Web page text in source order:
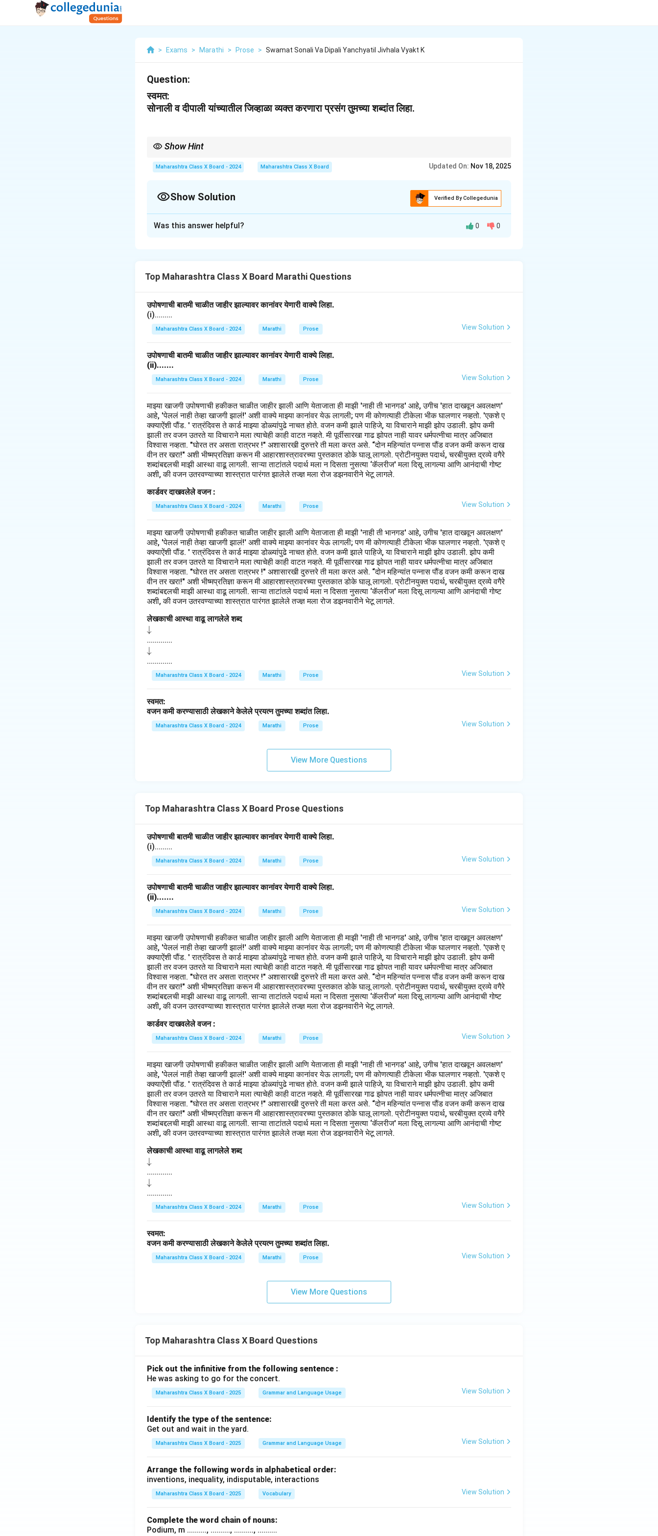
> Exams > Marathi > Prose > Swamat Sonali Va Dipali Yanchyatil Jivhala Vyakt K
Question:
स्वमत:
सोनाली व दीपाली यांच्यातील जिव्हाळा व्यक्त करणारा प्रसंग तुमच्या शब्दांत लिहा.
Show Hint
Maharashtra Class X Board - 2024 Maharashtra Class X Board Updated On: Nov 18, 2025
Show Solution Verified By Collegedunia
साथीने त्यांचे संबंध प्रगाढ होत गेले. दोघी एकमेकांच्या दुख:सुखात सहभागी होत्या आणि आपापसात एकमेकांना आधार देत होत्या.
Was this answer helpful? 0 0
Top Maharashtra Class X Board Marathi Questions
उपोषणाची बातमी चाळीत जाहीर झाल्यावर कानांवर येणारी वाक्ये लिहा.
(i).........
Maharashtra Class X Board - 2024 Marathi Prose View Solution
उपोषणाची बातमी चाळीत जाहीर झाल्यावर कानांवर येणारी वाक्ये लिहा.
(ii).......
Maharashtra Class X Board - 2024 Marathi Prose View Solution
माझ्या खाजगी उपोषणाची हकीकत चाळीत जाहीर झाली आणि येताजाता ही माझी 'नाही ती भानगड' आहे, उगीच 'हात दाखवून अवलक्षण'
आहे, 'पेललं नाही तेव्हा खाजगी झालं!' अशी वाक्ये माझ्या कानांवर येऊ लागली; पण मी कोणत्याही टीकेला भीक घालणार नव्हतो. 'एकशे ए
क्क्याऐंशी पौंड. ' रात्रंदिवस ते कार्ड माझ्या डोळ्यांपुढे नाचत होते. वजन कमी झाले पाहिजे, या विचाराने माझी झोप उडाली. झोप कमी
झाली तर वजन उतरते या विचाराने मला त्याचेही काही वाटत नव्हते. मी पूर्वीसारखा गाढ झोपत नाही यावर धर्मपत्नीचा मात्र अजिबात
विश्वास नव्हता. "घोरत तर असता रात्रभर !" अशासारखी दुरुत्तरे ती मला करत असे. “दोन महिन्यांत पन्नास पौंड वजन कमी करून दाख
वीन तर खरा!" अशी भीष्मप्रतिज्ञा करून मी आहारशास्त्रावरच्या पुस्तकात डोके घालू लागलो. प्रोटीनयुक्त पदार्थ, चरबीयुक्त द्रव्ये वगैरे
शब्दांबद्दलची माझी आस्था वाढू लागली. साऱ्या ताटांतले पदार्थ मला न दिसता नुसत्या ‘कॅलरीज' मला दिसू लागल्या आणि आनंदाची गोष्ट
अशी, की वजन उतरवण्याच्या शास्त्रात पारंगत झालेले तज्ज्ञ मला रोज डझनवारीने भेटू लागले.
कार्डवर दाखवलेले वजन :
Maharashtra Class X Board - 2024 Marathi Prose View Solution
माझ्या खाजगी उपोषणाची हकीकत चाळीत जाहीर झाली आणि येताजाता ही माझी 'नाही ती भानगड' आहे, उगीच 'हात दाखवून अवलक्षण'
आहे, 'पेललं नाही तेव्हा खाजगी झालं!' अशी वाक्ये माझ्या कानांवर येऊ लागली; पण मी कोणत्याही टीकेला भीक घालणार नव्हतो. 'एकशे ए
क्क्याऐंशी पौंड. ' रात्रंदिवस ते कार्ड माझ्या डोळ्यांपुढे नाचत होते. वजन कमी झाले पाहिजे, या विचाराने माझी झोप उडाली. झोप कमी
झाली तर वजन उतरते या विचाराने मला त्याचेही काही वाटत नव्हते. मी पूर्वीसारखा गाढ झोपत नाही यावर धर्मपत्नीचा मात्र अजिबात
विश्वास नव्हता. "घोरत तर असता रात्रभर !" अशासारखी दुरुत्तरे ती मला करत असे. “दोन महिन्यांत पन्नास पौंड वजन कमी करून दाख
वीन तर खरा!" अशी भीष्मप्रतिज्ञा करून मी आहारशास्त्रावरच्या पुस्तकात डोके घालू लागलो. प्रोटीनयुक्त पदार्थ, चरबीयुक्त द्रव्ये वगैरे
शब्दांबद्दलची माझी आस्था वाढू लागली. साऱ्या ताटांतले पदार्थ मला न दिसता नुसत्या ‘कॅलरीज' मला दिसू लागल्या आणि आनंदाची गोष्ट
अशी, की वजन उतरवण्याच्या शास्त्रात पारंगत झालेले तज्ज्ञ मला रोज डझनवारीने भेटू लागले.
लेखकाची आस्था वाढू लागलेले शब्द
\d
o
w
na
rr
w
↓
.............
\d
o
w
na
o
w
↓
.............
Maharashtra Class X Board - 2024 Marathi Prose View Solution
स्वमत:
वजन कमी करण्यासाठी लेखकाने केलेले प्रयत्न तुमच्या शब्दांत लिहा.
Maharashtra Class X Board - 2024 Marathi Prose View Solution
View More Questions
Top Maharashtra Class X Board Prose Questions
उपोषणाची बातमी चाळीत जाहीर झाल्यावर कानांवर येणारी वाक्ये लिहा.
(i).........
Maharashtra Class X Board - 2024 Marathi Prose View Solution
उपोषणाची बातमी चाळीत जाहीर झाल्यावर कानांवर येणारी वाक्ये लिहा.
(ii).......
Maharashtra Class X Board - 2024 Marathi Prose View Solution
माझ्या खाजगी उपोषणाची हकीकत चाळीत जाहीर झाली आणि येताजाता ही माझी 'नाही ती भानगड' आहे, उगीच 'हात दाखवून अवलक्षण'
आहे, 'पेललं नाही तेव्हा खाजगी झालं!' अशी वाक्ये माझ्या कानांवर येऊ लागली; पण मी कोणत्याही टीकेला भीक घालणार नव्हतो. 'एकशे ए
क्क्याऐंशी पौंड. ' रात्रंदिवस ते कार्ड माझ्या डोळ्यांपुढे नाचत होते. वजन कमी झाले पाहिजे, या विचाराने माझी झोप उडाली. झोप कमी
झाली तर वजन उतरते या विचाराने मला त्याचेही काही वाटत नव्हते. मी पूर्वीसारखा गाढ झोपत नाही यावर धर्मपत्नीचा मात्र अजिबात
विश्वास नव्हता. "घोरत तर असता रात्रभर !" अशासारखी दुरुत्तरे ती मला करत असे. “दोन महिन्यांत पन्नास पौंड वजन कमी करून दाख
वीन तर खरा!" अशी भीष्मप्रतिज्ञा करून मी आहारशास्त्रावरच्या पुस्तकात डोके घालू लागलो. प्रोटीनयुक्त पदार्थ, चरबीयुक्त द्रव्ये वगैरे
शब्दांबद्दलची माझी आस्था वाढू लागली. साऱ्या ताटांतले पदार्थ मला न दिसता नुसत्या ‘कॅलरीज' मला दिसू लागल्या आणि आनंदाची गोष्ट
अशी, की वजन उतरवण्याच्या शास्त्रात पारंगत झालेले तज्ज्ञ मला रोज डझनवारीने भेटू लागले.
कार्डवर दाखवलेले वजन :
Maharashtra Class X Board - 2024 Marathi Prose View Solution
माझ्या खाजगी उपोषणाची हकीकत चाळीत जाहीर झाली आणि येताजाता ही माझी 'नाही ती भानगड' आहे, उगीच 'हात दाखवून अवलक्षण'
आहे, 'पेललं नाही तेव्हा खाजगी झालं!' अशी वाक्ये माझ्या कानांवर येऊ लागली; पण मी कोणत्याही टीकेला भीक घालणार नव्हतो. 'एकशे ए
क्क्याऐंशी पौंड. ' रात्रंदिवस ते कार्ड माझ्या डोळ्यांपुढे नाचत होते. वजन कमी झाले पाहिजे, या विचाराने माझी झोप उडाली. झोप कमी
झाली तर वजन उतरते या विचाराने मला त्याचेही काही वाटत नव्हते. मी पूर्वीसारखा गाढ झोपत नाही यावर धर्मपत्नीचा मात्र अजिबात
विश्वास नव्हता. "घोरत तर असता रात्रभर !" अशासारखी दुरुत्तरे ती मला करत असे. “दोन महिन्यांत पन्नास पौंड वजन कमी करून दाख
वीन तर खरा!" अशी भीष्मप्रतिज्ञा करून मी आहारशास्त्रावरच्या पुस्तकात डोके घालू लागलो. प्रोटीनयुक्त पदार्थ, चरबीयुक्त द्रव्ये वगैरे
शब्दांबद्दलची माझी आस्था वाढू लागली. साऱ्या ताटांतले पदार्थ मला न दिसता नुसत्या ‘कॅलरीज' मला दिसू लागल्या आणि आनंदाची गोष्ट
अशी, की वजन उतरवण्याच्या शास्त्रात पारंगत झालेले तज्ज्ञ मला रोज डझनवारीने भेटू लागले.
लेखकाची आस्था वाढू लागलेले शब्द
\d
o
w
na
rr
w
↓
.............
\d
o
w
na
o
w
↓
.............
Maharashtra Class X Board - 2024 Marathi Prose View Solution
स्वमत:
वजन कमी करण्यासाठी लेखकाने केलेले प्रयत्न तुमच्या शब्दांत लिहा.
Maharashtra Class X Board - 2024 Marathi Prose View Solution
View More Questions
Top Maharashtra Class X Board Questions
Pick out the infinitive from the following sentence :
He was asking to go for the concert.
Maharashtra Class X Board - 2025 Grammar and Language Usage View Solution
Identify the type of the sentence:
Get out and wait in the yard.
Maharashtra Class X Board - 2025 Grammar and Language Usage View Solution
Arrange the following words in alphabetical order:
inventions, inequality, indisputable, interactions
Maharashtra Class X Board - 2025 Vocabulary View Solution
Complete the word chain of nouns:
Podium, m .........., .........., .........., ..........